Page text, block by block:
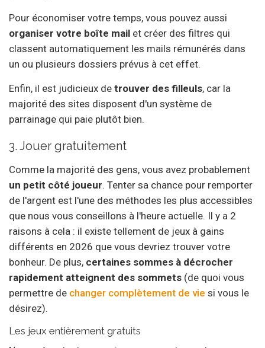
Pour économiser votre temps, vous pouvez aussi
organiser votre boîte mail et créer des filtres qui
classent automatiquement les mails rémunérés dans
un ou plusieurs dossiers prévus à cet effet.
Enfin, il est judicieux de trouver des filleuls, car la
majorité des sites disposent d'un système de
parrainage qui paie plutôt bien.
3. Jouer gratuitement
Comme la majorité des gens, vous avez probablement
un petit côté joueur. Tenter sa chance pour remporter
de l'argent est l'une des méthodes les plus accessibles
que nous vous conseillons à l'heure actuelle. Il y a 2
raisons à cela : il existe tellement de jeux à gains
différents en 2026 que vous devriez trouver votre
bonheur. De plus, certaines sommes à décrocher
rapidement atteignent des sommets (de quoi vous
permettre de changer complètement de vie si vous le
désirez).
Les jeux entièrement gratuits